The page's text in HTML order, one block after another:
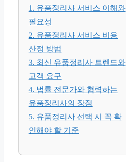
1. 유품정리사 서비스 이해와
필요성
2. 유품정리사 서비스 비용
산정 방법
3. 최신 유품정리사 트렌드와
고객 요구
4. 법률 전문가와 협력하는
유품정리사의 장점
5. 유품정리사 선택 시 꼭 확
인해야 할 기준